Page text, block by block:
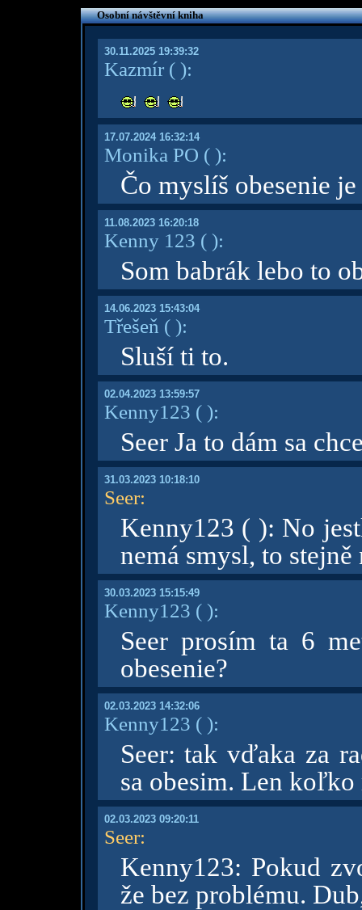
Osobní návštěvní kniha
30.11.2025 19:39:32
Kazmír( ):
17.07.2024 16:32:14
Monika PO ( ):
Čo myslíš obesenie
11.08.2023 16:20:18
Kenny 123 ( ):
Som babrák lebo to
14.06.2023 15:43:04
Třešeň ( ):
Sluší ti to.
02.04.2023 13:59:57
Kenny123 ( ):
Seer Ja to dám sa
31.03.2023 10:18:10
Seer:
Kenny123 ( ): No
nemá smysl, to stejně
30.03.2023 15:15:49
Kenny123 ( ):
Seer prosím ta 6
obesenie?
02.03.2023 14:32:06
Kenny123 ( ):
Seer: tak vďaka za
sa obesim. Len koľko
02.03.2023 09:20:11
Seer:
Kenny123: Pokud
že bez problému.